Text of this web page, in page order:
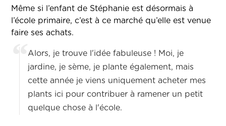
Même si l’enfant de Stéphanie est désormais à
l’école primaire, c’est à ce marché qu’elle est venue
faire ses achats.
Alors, je trouve l'idée fabuleuse ! Moi, je
jardine, je sème, je plante également, mais
cette année je viens uniquement acheter mes
plants ici pour contribuer à ramener un petit
quelque chose à l'école.